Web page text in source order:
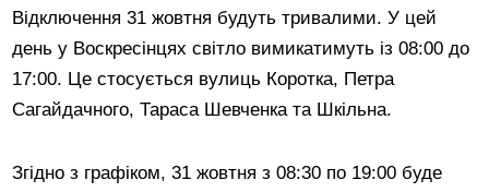
Відключення 31 жовтня будуть тривалими. У цей
день у Воскресінцях світло вимикатимуть із 08:00 до
17:00. Це стосується вулиць Коротка, Петра
Сагайдачного, Тараса Шевченка та Шкільна.
Згідно з графіком, 31 жовтня з 08:30 по 19:00 буде